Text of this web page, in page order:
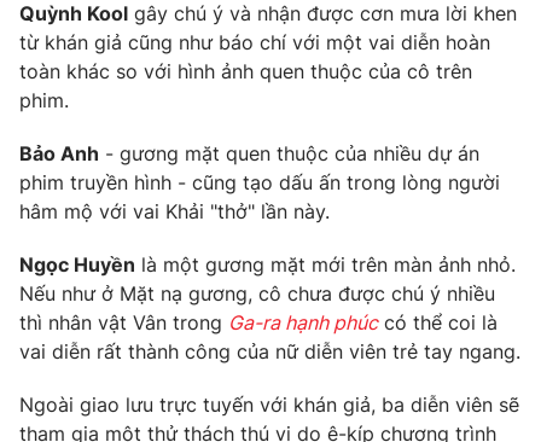
Thị trường 24h Tấm lòng Việt
VTV4
VTV9 VTV8
Quỳnh Kool gây chú ý và nhận được cơn mưa lời khen
từ khán giả cũng như báo chí với một vai diễn hoàn
toàn khác so với hình ảnh quen thuộc của cô trên
phim.
Bảo Anh - gương mặt quen thuộc của nhiều dự án
phim truyền hình - cũng tạo dấu ấn trong lòng người
hâm mộ với vai Khải "thở" lần này.
Ngọc Huyền là một gương mặt mới trên màn ảnh nhỏ.
Nếu như ở Mặt nạ gương, cô chưa được chú ý nhiều
thì nhân vật Vân trong Ga-ra hạnh phúccó thể coi là
vai diễn rất thành công của nữ diễn viên trẻ tay ngang.
Ngoài giao lưu trực tuyến với khán giả, ba diễn viên sẽ
tham gia một thử thách thú vị do ê-kíp chương trình